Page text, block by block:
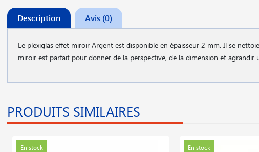
Description Avis (0)
Le plexiglas effet miroir Argent est disponible en épaisseur 2 mm. Il se
miroir est parfait pour donner de la perspective, de la dimension et agrandir
PRODUITS SIMILAIRES
En stock En stock